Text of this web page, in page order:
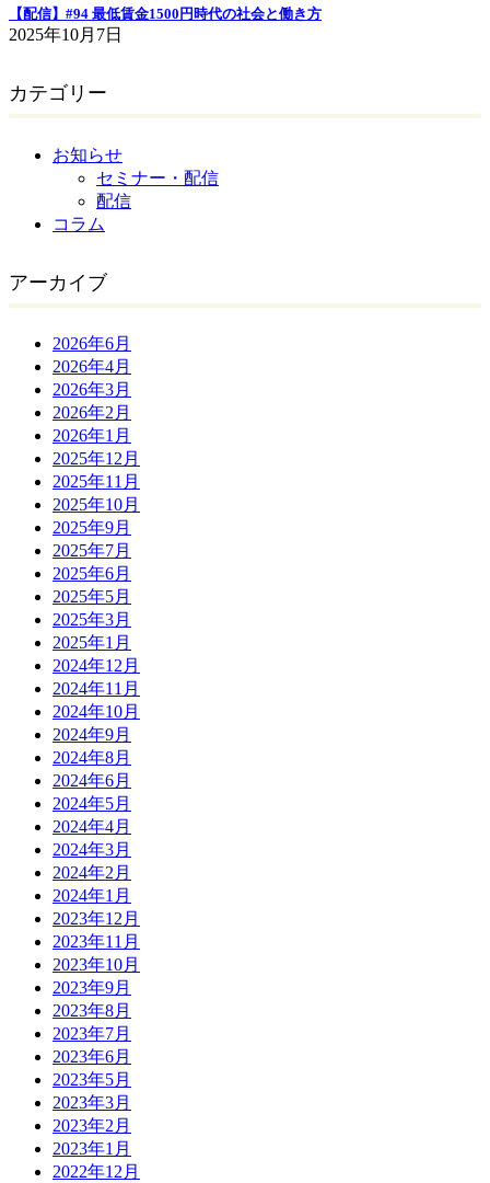
【配信】#94 最低賃金1500円時代の社会と働き方
2025年10月7日
カテゴリー
お知らせ
セミナー・配信
配信
コラム
アーカイブ
2026年6月
2026年4月
2026年3月
2026年2月
2026年1月
2025年12月
2025年11月
2025年10月
2025年9月
2025年7月
2025年6月
2025年5月
2025年3月
2025年1月
2024年12月
2024年11月
2024年10月
2024年9月
2024年8月
2024年6月
2024年5月
2024年4月
2024年3月
2024年2月
2024年1月
2023年12月
2023年11月
2023年10月
2023年9月
2023年8月
2023年7月
2023年6月
2023年5月
2023年3月
2023年2月
2023年1月
2022年12月